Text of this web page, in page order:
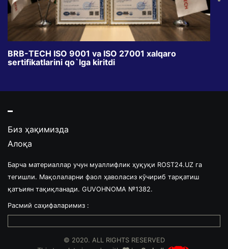
BRB-TECH ISO 9001 va ISO 27001 xalqaro
sertifikatlarini qo`lga kiritdi
Биз ҳақимизда
Алоқа
Барча материаллар учун муаллифлик ҳуқуқи ROST24.UZ га
тегишли. Мақолаларни фаол ҳаволасиз кўчириб тарқатиш
қатъиян тақиқланади. GUVOHNOMA №1382.
Расмий саҳифаларимиз :
© 2020. ALL RIGHTS RESERVED